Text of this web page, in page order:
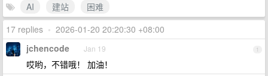
AI
建站
困难
17 replies • 2026-01-20 20:20:30 +08:00
1
jchencode Jan 19
哎哟，不错哦！ 加油！